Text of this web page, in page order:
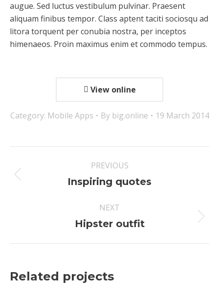
augue. Sed luctus vestibulum pulvinar. Praesent
aliquam finibus tempor. Class aptent taciti sociosqu ad
litora torquent per conubia nostra, per inceptos
himenaeos. Proin maximus enim et commodo tempus.
View online
Category: Mobile Apps By big.online 19 March 2014
navigation
PREVIOUS
Previous
Inspiring quotes
NEXT
Next
Hipster outfit
Related projects